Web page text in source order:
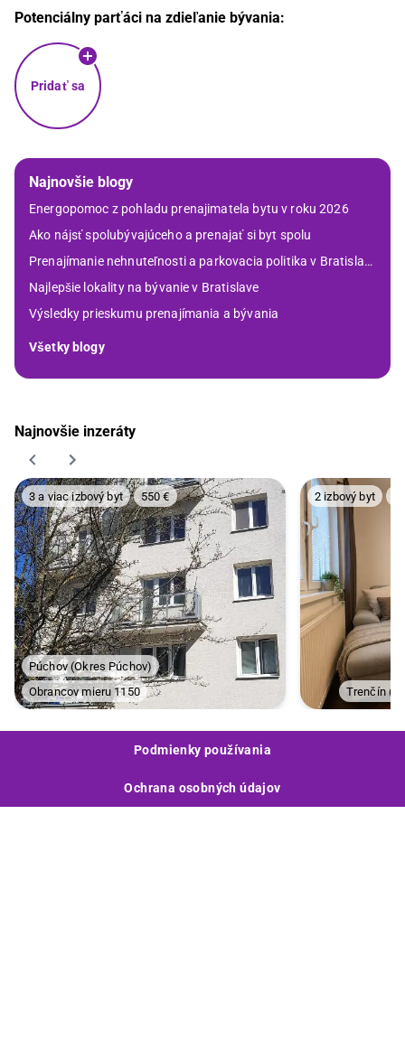
Potenciálny parťáci na zdieľanie bývania:
Pridať sa
Najnovšie blogy
Energopomoc z pohladu prenajimatela bytu v roku 2026
Ako nájsť spolubývajúceho a prenajať si byt spolu
Prenajímanie nehnuteľnosti a parkovacia politika v Bratislave
Najlepšie lokality na bývanie v Bratislave
Výsledky prieskumu prenajímania a bývania
Všetky blogy
Najnovšie inzeráty
3 a viac izbový byt 550 €
Púchov (Okres Púchov)
Obrancov mieru 1150
2 izbový byt
Trenčín (
Podmienky používania
Ochrana osobných údajov